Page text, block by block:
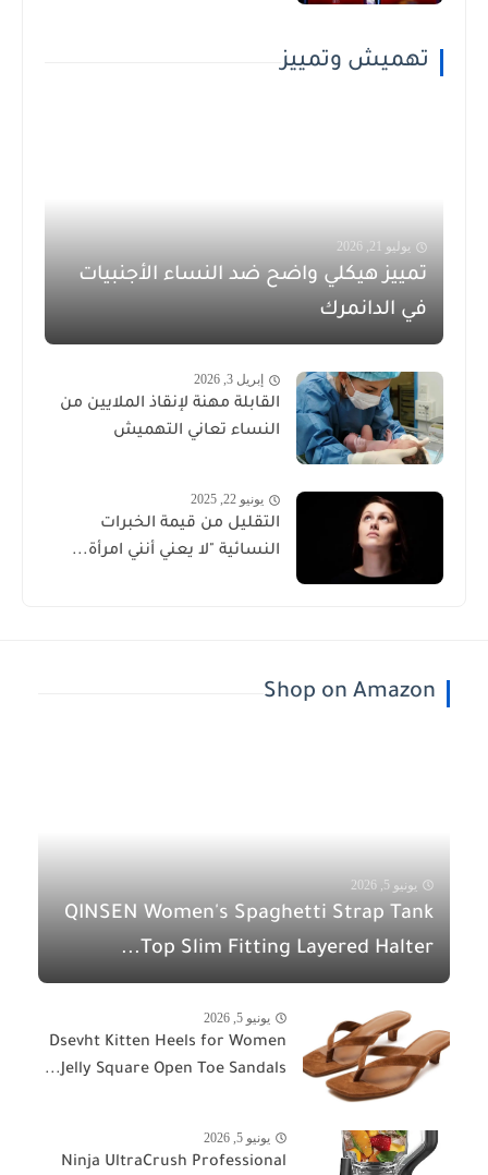
تهميش وتمييز
يوليو 21, 2026
تمييز هيكلي واضح ضد النساء الأجنبيات
في الدانمرك
إبريل 3, 2026
القابلة مهنة لإنقاذ الملايين من
النساء تعاني التهميش
يونيو 22, 2025
التقليل من قيمة الخبرات
النسائية "لا يعني أنني امرأة...
Shop on Amazon
يونيو 5, 2026
QINSEN Women's Spaghetti Strap Tank
Top Slim Fitting Layered Halter...
يونيو 5, 2026
Dsevht Kitten Heels for Women
Jelly Square Open Toe Sandals...
يونيو 5, 2026
Ninja UltraCrush Professional